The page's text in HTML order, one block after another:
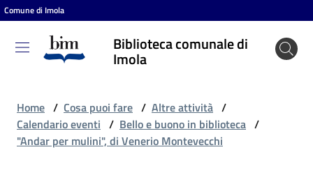
Vai al contenuto
Vai alla navigazione
Vai al footer
Comune di Imola
Biblioteca comunale di
Imola
Biblioteca
comunale
Home / Cosa puoi fare / Altre attività /
Calendario eventi / Bello e buono in biblioteca /
"Andar per mulini", di Venerio Montevecchi